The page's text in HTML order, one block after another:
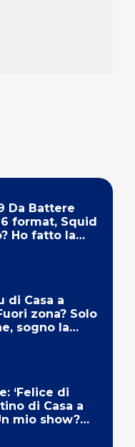
Da Battere
format, Squid
Ho fatto la
di Casa a
zona? Solo
sogno la
‘Felice di
di Casa a
mio show?